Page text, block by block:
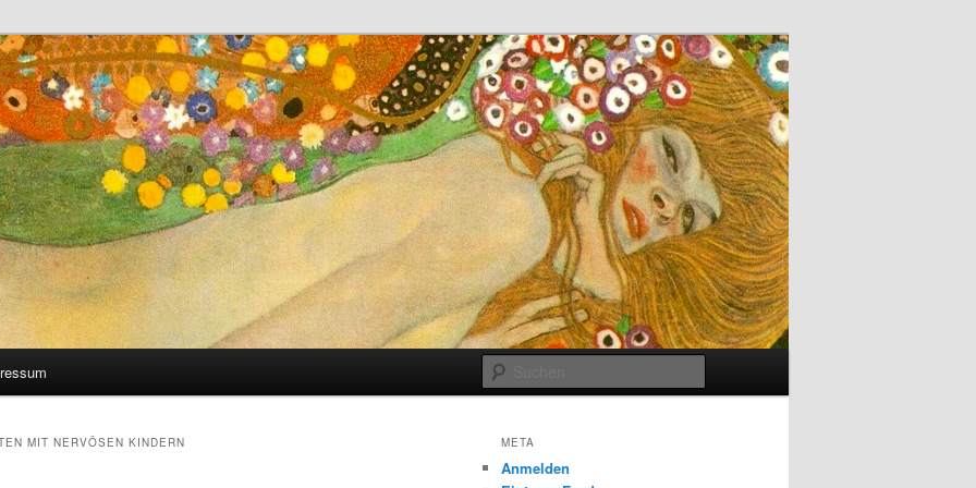
selber machen kann
MIT NERVÖSEN KINDERN META
Anmelden